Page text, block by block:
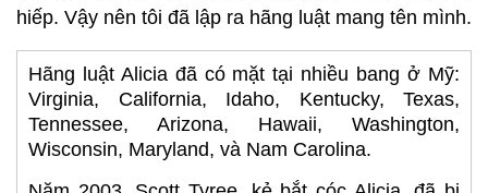
hiếp. Vậy nên tôi đã lập ra hãng luật mang tên mình.
Hãng luật Alicia đã có mặt tại nhiều bang ở Mỹ:
Virginia, California, Idaho, Kentucky, Texas,
Tennessee, Arizona, Hawaii, Washington,
Wisconsin, Maryland, và Nam Carolina.